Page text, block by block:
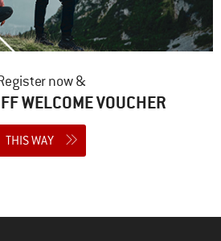
now &
WELCOME VOUCHER
THIS WAY